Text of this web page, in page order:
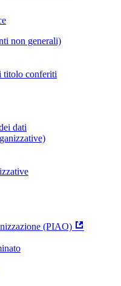
non generali)
titolo conferiti
dati
(PIAO)